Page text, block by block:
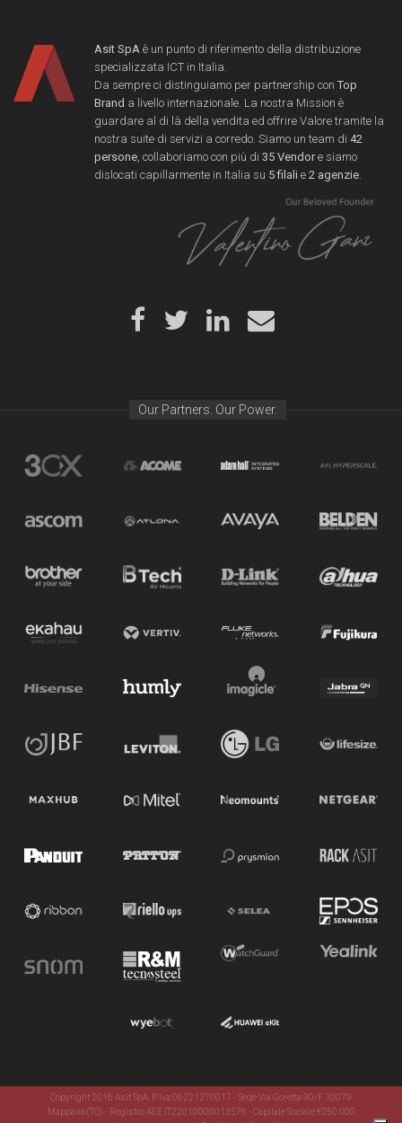
Asit SpA è un punto di riferimento della distribuzione
specializzata ICT in Italia.
Da sempre ci distinguiamo per partnership con Top
Brand a livello internazionale. La nostra Mission è
guardare al di là della vendita ed offrire Valore tramite la
nostra suite di servizi a corredo. Siamo un team di 42
persone, collaboriamo con più di 35 Vendore siamo
dislocati capillarmente in Italia su 5 filali e 2 agenzie.
Copyright 2016 Asit SpA. P. Iva 06221270017 - Sede Via Goretta 90/F 10079
Mappano (TO) - Registro AEE IT22010000013576 - Capitale Sociale €250.000